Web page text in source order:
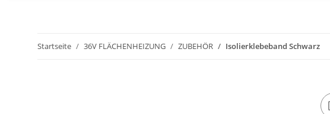
Startseite 36V FLÄCHENHEIZUNG ZUBEHÖR Isolierklebeband Schwarz